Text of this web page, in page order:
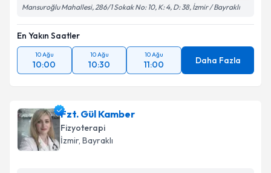
Mansuroğlu Mahallesi, 286/1 Sokak No: 10, K: 4, D: 38, İzmir / Bayraklı
En Yakın Saatler
10 Ağu
10:00
10 Ağu
10:30
10 Ağu
11:00 Daha Fazla
Fzt. Gül Kamber
Fizyoterapi
İzmir, Bayraklı